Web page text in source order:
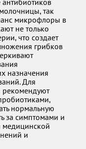
так
микрофлоры в
не только
что создает
грибков
назначения
Для
нормальную
за симптомами и
медицинской
и